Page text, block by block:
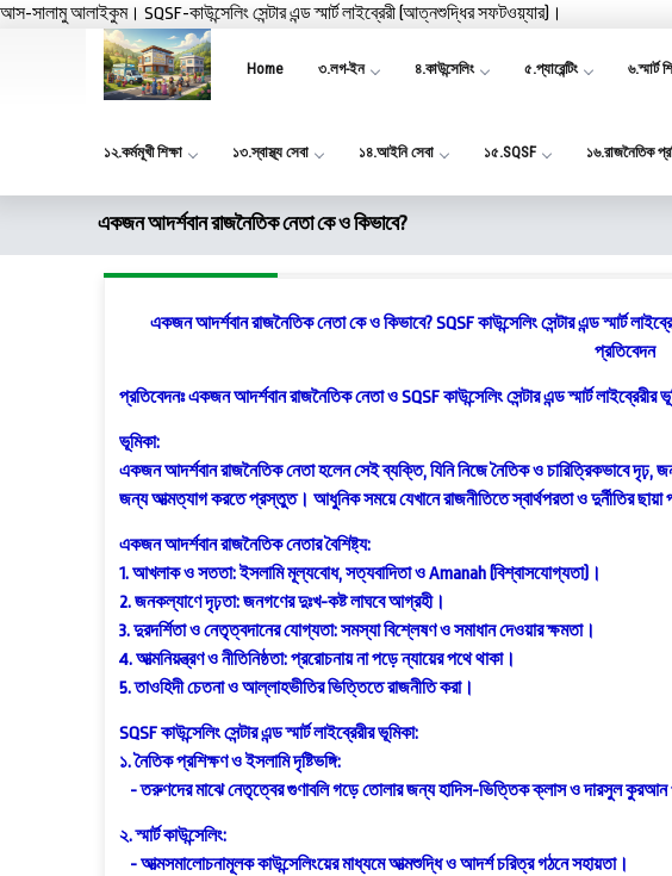
আস-সালামু আলাইকুম। SQSF-কাউন্সেলিং সেন্টার এন্ড স্মার্ট লাইব্রেরী (আত্নশুদ্ধির সফটওয়্যার)।
Home ৩.লগ-ইন ৪.কাউন্সেলিং ৫.প্যারেন্টিং ৬.স্মার্ট
১২.কর্মমূখী শিক্ষা ১৩.স্বাস্থ্য সেবা ১৪.আইনি সেবা ১৫.SQSF ১৬.রাজনৈতিক
একজন আদর্শবান রাজনৈতিক নেতা কে ও কিভাবে?
একজন আদর্শবান রাজনৈতিক নেতা কে ও কিভাবে? SQSF কাউন্সেলিং সেন্টার এন্ড স্মার্ট
প্রতিবেদন
প্রতিবেদনঃ একজন আদর্শবান রাজনৈতিক নেতা ও SQSF কাউন্সেলিং সেন্টার এন্ড স্মার্ট লাইব্রেরীর
ভূমিকা:
একজন আদর্শবান রাজনৈতিক নেতা হলেন সেই ব্যক্তি, যিনি নিজে নৈতিক ও চারিত্রিকভাবে দৃঢ়,
জন্য আত্মত্যাগ করতে প্রস্তুত। আধুনিক সময়ে যেখানে রাজনীতিতে স্বার্থপরতা ও দুর্নীতির
একজন আদর্শবান রাজনৈতিক নেতার বৈশিষ্ট্য:
1. আখলাক ও সততা: ইসলামি মূল্যবোধ, সত্যবাদিতা ও Amanah (বিশ্বাসযোগ্যতা)।
2. জনকল্যাণে দৃঢ়তা: জনগণের দুঃখ-কষ্ট লাঘবে আগ্রহী।
3. দুরদর্শিতা ও নেতৃত্বদানের যোগ্যতা: সমস্যা বিশ্লেষণ ও সমাধান দেওয়ার ক্ষমতা।
4. আত্মনিয়ন্ত্রণ ও নীতিনিষ্ঠতা: প্ররোচনায় না পড়ে ন্যায়ের পথে থাকা।
5. তাওহিদী চেতনা ও আল্লাহভীতির ভিত্তিতে রাজনীতি করা।
SQSF কাউন্সেলিং সেন্টার এন্ড স্মার্ট লাইব্রেরীর ভূমিকা:
১. নৈতিক প্রশিক্ষণ ও ইসলামি দৃষ্টিভঙ্গি:
- তরুণদের মাঝে নেতৃত্বের গুণাবলি গড়ে তোলার জন্য হাদিস-ভিত্তিক ক্লাস ও দারসুল কুরআন
২. স্মার্ট কাউন্সেলিং:
- আত্মসমালোচনামূলক কাউন্সেলিংয়ের মাধ্যমে আত্মশুদ্ধি ও আদর্শ চরিত্র গঠনে সহায়তা।